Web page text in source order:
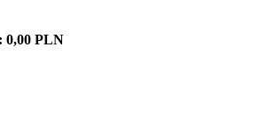
0,00 PLN